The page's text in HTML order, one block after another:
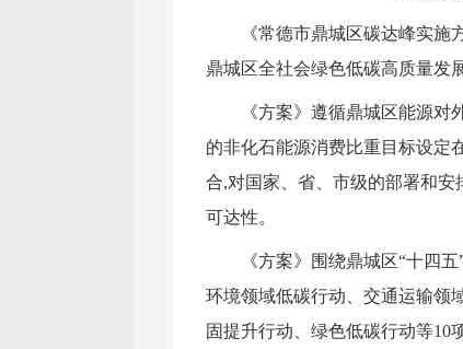
《常德市鼎城区碳达峰实
鼎城区全社会绿色低碳高质量发
《方案》遵循鼎城区能源
的非化石能源消费比重目标设定
合,对国家、省、市级的部署和
可达性。
《方案》围绕鼎城区“十四
环境领域低碳行动、交通运输领
固提升行动、绿色低碳行动等10